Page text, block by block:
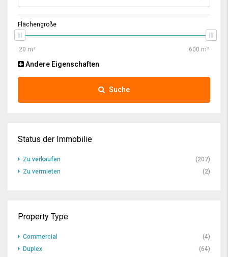
Flächengröße
Andere Eigenschaften
Suche
Status der Immobilie
Zu verkaufen
(207)
Zu vermieten
(2)
Property Type
Commercial
(4)
Duplex
(64)